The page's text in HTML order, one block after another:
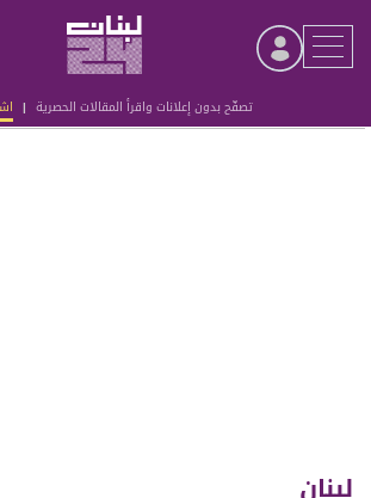
تصفّح بدون إعلانات واقرأ المقالات الحصرية |
Advertisement
لبنان